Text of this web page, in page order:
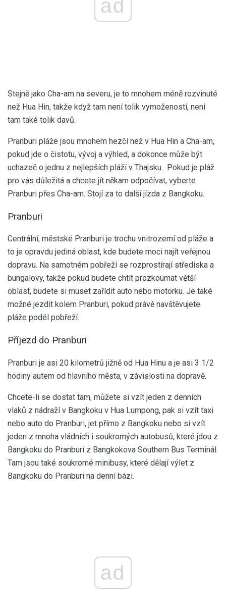
ad
Stejně jako Cha-am na severu, je to mnohem méně rozvinuté
než Hua Hin, takže když tam není tolik vymožeností, není
tam také tolik davů.
Pranburi pláže jsou mnohem hezčí než v Hua Hin a Cha-am,
pokud jde o čistotu, vývoj a výhled, a dokonce může být
uchazeč o jednu z nejlepších pláží v Thajsku . Pokud je pláž
pro vás důležitá a chcete jít někam odpočívat, vyberte
Pranburi přes Cha-am. Stojí za to další jízda z Bangkoku.
Pranburi
Centrální, městské Pranburi je trochu vnitrozemí od pláže a
to je opravdu jediná oblast, kde budete moci najít veřejnou
dopravu. Na samotném pobřeží se rozprostírají střediska a
bungalovy, takže pokud budete chtít prozkoumat větší
oblast, budete si muset zařídit auto nebo motorku. Je také
možné jezdit kolem Pranburi, pokud právě navštěvujete
pláže podél pobřeží.
Příjezd do Pranburi
Pranburi je asi 20 kilometrů jižně od Hua Hinu a je asi 3 1/2
hodiny autem od hlavního města, v závislosti na dopravě.
Chcete-li se dostat tam, můžete si vzít jeden z denních
vlaků z nádraží v Bangkoku v Hua Lumpong, pak si vzít taxi
nebo auto do Pranburi, jet přímo z Bangkoku nebo si vzít
jeden z mnoha vládních i soukromých autobusů, které jdou z
Bangkoku do Pranburi z Bangkokova Southern Bus Terminál.
Tam jsou také soukromé minibusy, které dělají výlet z
Bangkoku do Pranburi na denní bázi.
ad